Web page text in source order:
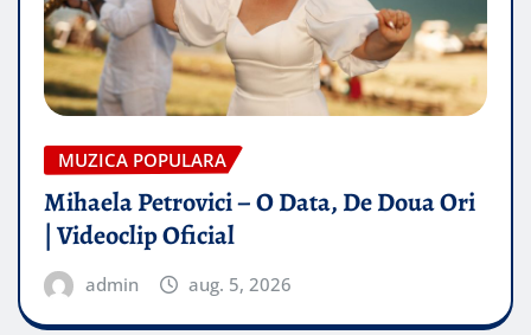
MUZICA POPULARA
Mihaela Petrovici – O Data, De Doua Ori
| Videoclip Oficial
admin aug. 5, 2026